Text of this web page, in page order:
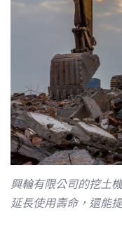
興輪有限公司的挖土
延長使用壽命，還能